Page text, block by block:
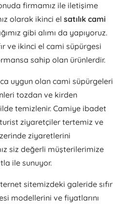
firmamız ile iletişime
olarak ikinci el satılık cami
gibi alımı da yapıyoruz.
ve ikinci el cami süpürgesi
sahip olan ürünlerdir.
uygun olan cami süpürgeleri
tozdan ve kirden
temizlenir. Camiye ibadet
ziyaretçiler tertemiz ve
ziyaretlerini
siz değerli müşterilerimize
ile sunuyor.
sitemizdeki galeride sıfır
modellerini ve fiyatlarını